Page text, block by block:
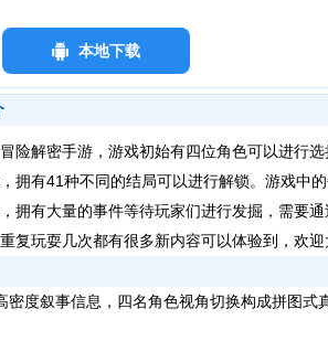
本地下载
险解密手游，游戏初始有四位角色可以进行
拥有41种不同的结局可以进行解锁。游戏中
拥有大量的事件等待玩家们进行发掘，需要
复玩耍几次都有很多新内容可以体验到，欢迎
度叙事信息，四名角色视角切换构成拼图式